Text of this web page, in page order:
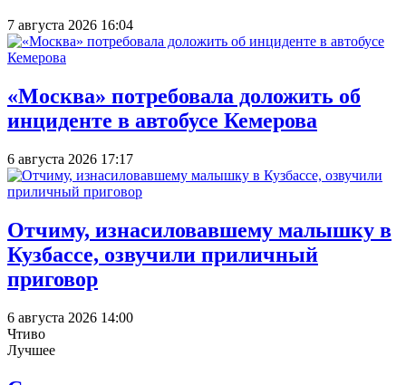
7 августа 2026 16:04
«Москва» потребовала доложить об
инциденте в автобусе Кемерова
6 августа 2026 17:17
Отчиму, изнасиловавшему малышку в
Кузбассе, озвучили приличный
приговор
6 августа 2026 14:00
Чтиво
Лучшее